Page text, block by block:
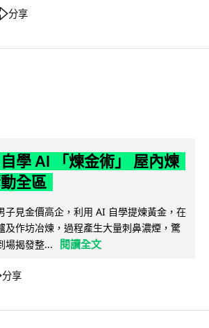
分享
學 AI 「煉金術」 屋內煉
全區
子見金價高企，利用 AI 自學提煉黃金，在
及作坊冶煉，過程產生大量刺鼻濃煙，驚
場揭發整...
閱讀全文
分享